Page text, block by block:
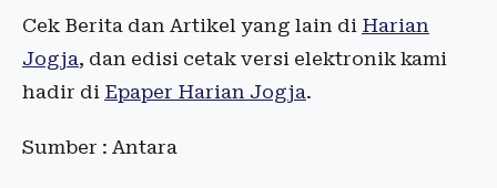
Cek Berita dan Artikel yang lain di Harian
Jogja, dan edisi cetak versi elektronik kami
hadir di Epaper Harian Jogja.
Sumber : Antara